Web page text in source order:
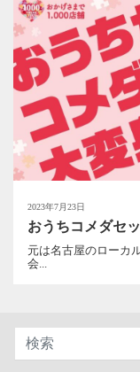
2023年7月23日
おうちコメダセ
元は名古屋のローカ
会...